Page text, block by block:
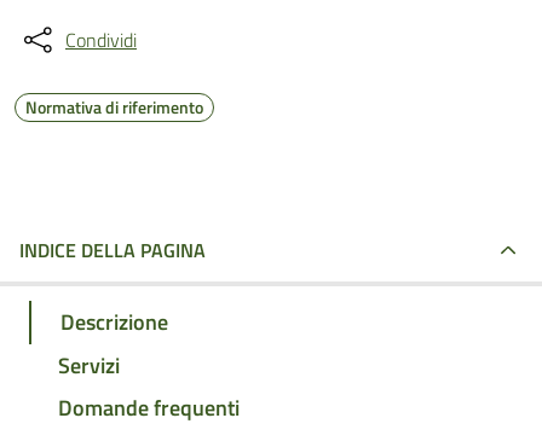
Condividi
Normativa di riferimento
INDICE DELLA PAGINA
Descrizione
Servizi
Domande frequenti